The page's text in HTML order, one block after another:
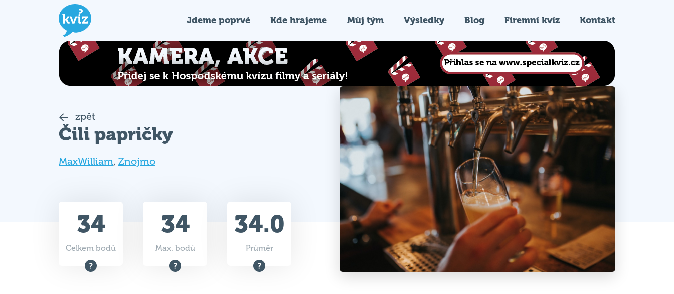
Jdeme poprvé Kde hrajeme Můj tým Výsledky Blog Firemní kvíz Kontakt
zpět
Čili papričky
MaxWilliam, Znojmo
34
Celkem bodů
34
Max. bodů
34.0
Průměr